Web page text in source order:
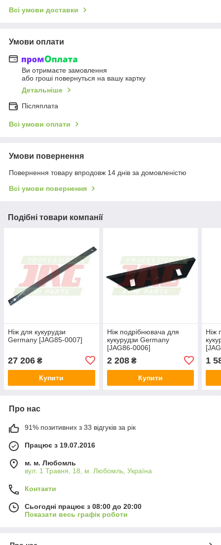
Всі умови доставки
Умови оплати
Ви отримаєте замовлення
або гроші повернуться на вашу картку
Детальніше
Післяплата
Всі умови оплати
Умови повернення
Повернення товару впродовж 14 днів за домовленістю
Всі умови повернення
Подібні товари компанії
Ніж для кукурудзи
Germany [JAG85-0007]
27 206 ₴
Купити
Ніж подрібнювача для
кукурудзи Germany
[JAG86-0006]
2 208₴
Купити
Ніж
1
Про нас
91% позитивних з 33 відгуків за рік
Працює з 19.07.2016
м. м. Любомль
вул. 1 Травня, 18, м. Любомль, Україна
Контакти
Сьогодні працює з 08:00 до 20:00
Показати весь графік роботи